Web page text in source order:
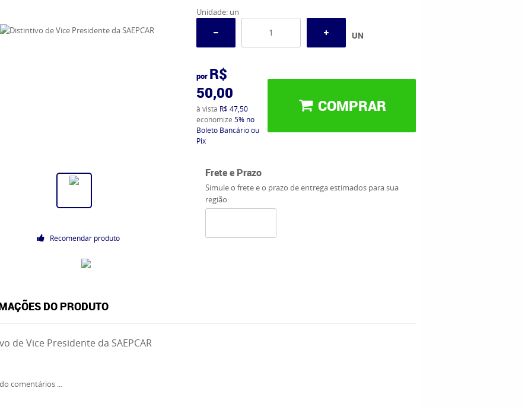
Recomendar produto
Unidade: un
UN
por R$
50,00
à vista R$ 47,50
economize 5% no
Boleto Bancário ou
Pix
COMPRAR
Frete e Prazo
Simule o frete e o prazo de entrega estimados para sua
região:
DO PRODUTO
de Vice Presidente da SAEPCAR
comentários ...